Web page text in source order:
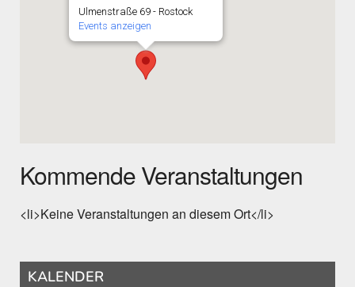
Ulmenstraße 69 - Rostock
Events anzeigen
Kommende Veranstaltungen
<li>Keine Veranstaltungen an diesem Ort</li>
KALENDER